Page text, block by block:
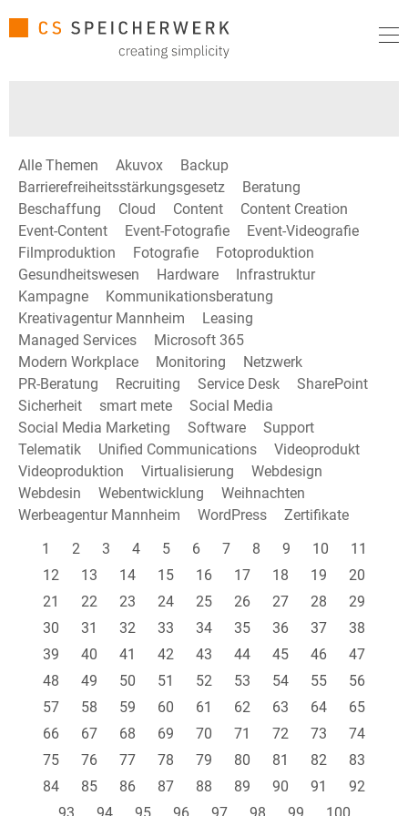
Alle Themen Akuvox
Backup
Barrierefreiheitsstärkungsgesetz
Beratung
Beschaffung
Cloud Content
Content Creation
Event-Content
Event-Fotografie
Event-Videografie
Filmproduktion
Fotografie
Fotoproduktion
Gesundheitswesen
Hardware
Infrastruktur
Kampagne
Kommunikationsberatung
Kreativagentur Mannheim
Leasing
Managed Services
Microsoft 365
Modern Workplace
Monitoring
Netzwerk
PR-Beratung
Recruiting Service Desk
SharePoint
Sicherheit
smart mete
Social Media
Social Media Marketing
Software
Support
Telematik
Unified Communications
Videoprodukt
Videoproduktion
Virtualisierung
Webdesign
Webdesin
Webentwicklung
Weihnachten
Werbeagentur Mannheim
WordPress
Zertifikate
1
2 3 4 5 6 7 8 9 10
11
12
13 14 15 16 17 18 19
20
21
22 23 24 25 26 27 28
29
30
31 32 33 34 35 36 37
38
39
40 41 42 43 44 45 46
47
48
49 50 51 52 53 54 55
56
57
58 59 60 61 62 63 64
65
66
67 68 69 70 71 72 73
74
75
76 77 78 79 80 81 82
83
84
85 86 87 88 89 90 91
92